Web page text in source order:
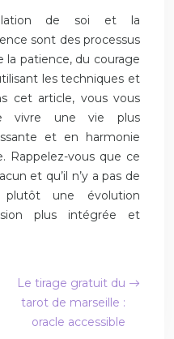
de soi et la
sont des processus
patience, du courage
les techniques et
cet article, vous vous
vivre une vie plus
et en harmonie
Rappelez-vous que ce
et qu’il n’y a pas de
plutôt une évolution
plus intégrée et
Le tirage gratuit du
tarot de marseille :
oracle accessible